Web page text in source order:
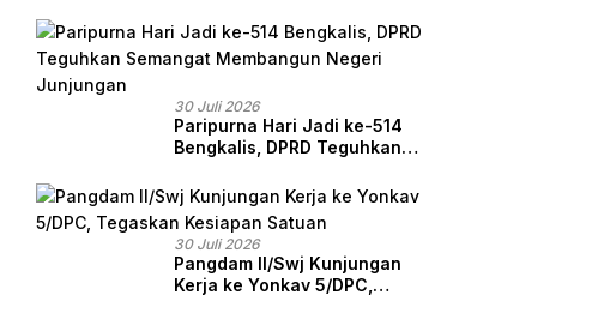
Pelestarian Budaya Melayu
30 Juli 2026
Paripurna Hari Jadi ke-514
Bengkalis, DPRD Teguhkan
Negeri Junjungan
30 Juli 2026
Pangdam II/Swj Kunjungan
Kerja ke Yonkav 5/DPC,